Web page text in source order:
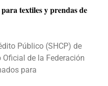
textiles y prendas de
Público (SHCP) de
de la Federación
para